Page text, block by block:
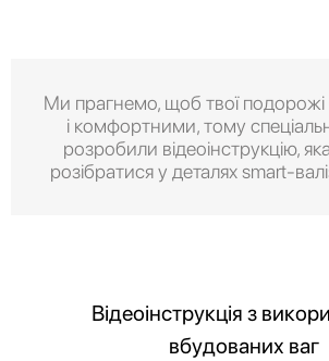
Ми прагнемо, щоб твої подорожі
і комфортними, тому
розробили відеоінструкцію,
розібратися у деталях smart-
Відеоінструкція з
вбудованих ваг